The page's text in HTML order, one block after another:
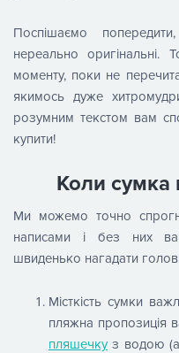
Поспішаємо
нереально
моменту, поки не
якимось дуже
розумним текстом вам
купити!
Коли сумка
Ми можемо точно
написами і без них
швиденько нагадати
Місткість сумки
пляжна пропозиція
пляшечкуз водою